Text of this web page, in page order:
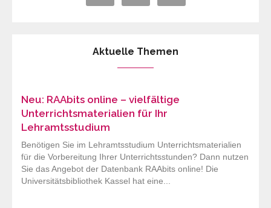
Aktuelle Themen
Neu: RAAbits online – vielfältige
Unterrichtsmaterialien für Ihr
Lehramtsstudium
Benötigen Sie im Lehramtsstudium Unterrichtsmaterialien
für die Vorbereitung Ihrer Unterrichtsstunden? Dann nutzen
Sie das Angebot der Datenbank RAAbits online! Die
Universitätsbibliothek Kassel hat eine...